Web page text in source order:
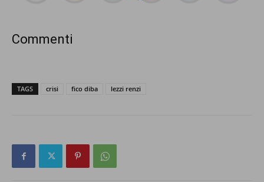
Commenti
TAGS crisi fico diba lezzi renzi